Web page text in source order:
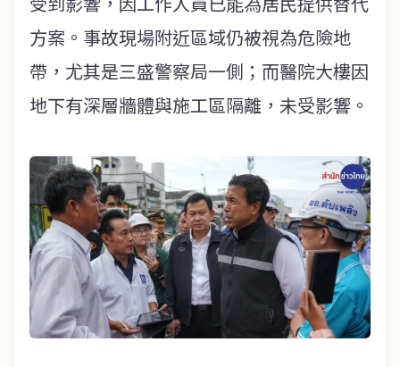
方案。事故現場附近區域仍被視為危險地
帶，尤其是三盛警察局一側；而醫院大樓因
地下有深層牆體與施工區隔離，未受影響。